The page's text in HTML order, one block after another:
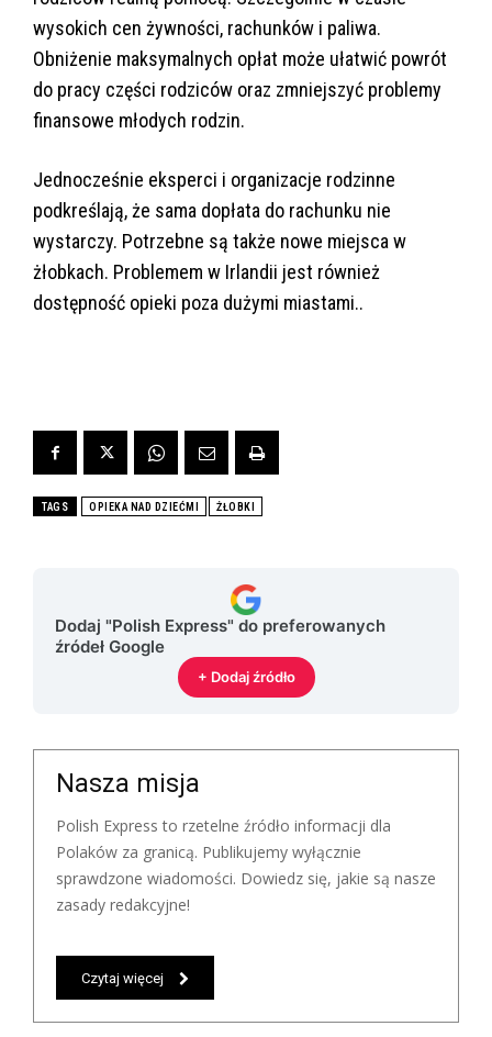
wysokich cen żywności, rachunków i paliwa.
Obniżenie maksymalnych opłat może ułatwić powrót
do pracy części rodziców oraz zmniejszyć problemy
finansowe młodych rodzin.
Jednocześnie eksperci i organizacje rodzinne
podkreślają, że sama dopłata do rachunku nie
wystarczy. Potrzebne są także nowe miejsca w
żłobkach. Problemem w Irlandii jest również
dostępność opieki poza dużymi miastami..
TAGS OPIEKA NAD DZIEĆMI ŻŁOBKI
Dodaj "Polish Express" do preferowanych
źródeł Google
+ Dodaj źródło
Nasza misja
Polish Express to rzetelne źródło informacji dla
Polaków za granicą. Publikujemy wyłącznie
sprawdzone wiadomości. Dowiedz się, jakie są nasze
zasady redakcyjne!
Czytaj więcej